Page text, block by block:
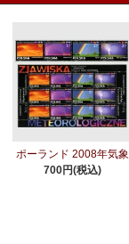
ポーランド 2008年気象
700円(税込)